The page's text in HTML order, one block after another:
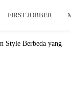
FIRST JOBBER
Style Berbeda yang